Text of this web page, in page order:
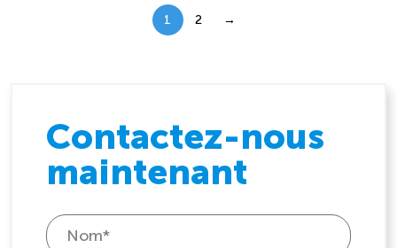
1 2 →
Contactez-nous
maintenant